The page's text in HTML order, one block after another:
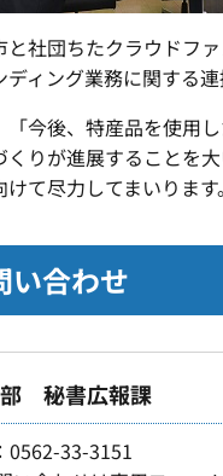
社団ちたクラウドフ
ディング業務に関する
「今後、特産品を使用
くりが進展することを
て尽力してまいります
い合わせ
秘書広報課
0562-33-3151